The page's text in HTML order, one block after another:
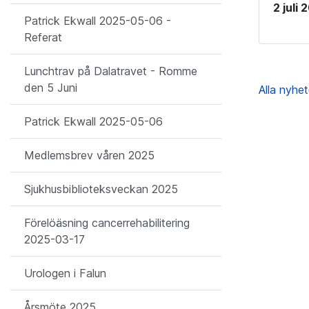
Patrick Ekwall 2025-05-06 -
Referat
Lunchtrav på Dalatravet - Romme
den 5 Juni
Patrick Ekwall 2025-05-06
Medlemsbrev våren 2025
Sjukhusbiblioteksveckan 2025
Förelöäsning cancerrehabilitering
2025-03-17
Urologen i Falun
2 juli
Alla